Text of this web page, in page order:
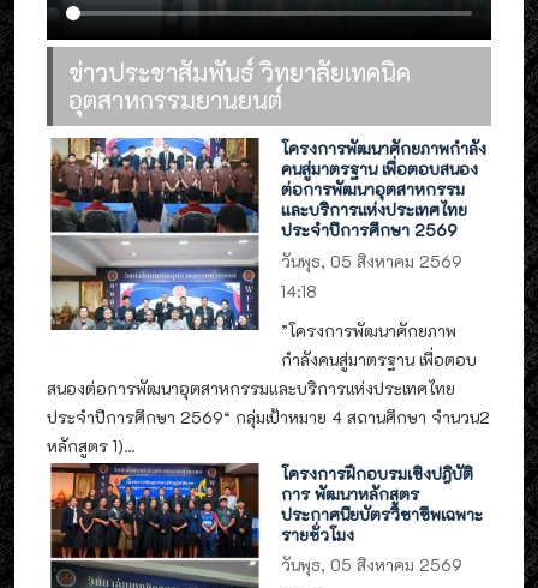
ข่าวประชาสัมพันธ์ วิทยาลัยเทคนิค
อุตสาหกรรมยานยนต์
โครงการพัฒนาศักยภาพกำลัง
คนสู่มาตรฐาน เพื่อตอบสนอง
ต่อการพัฒนาอุตสาหกรรม
และบริการแห่งประเทศไทย
ประจำปีการศึกษา 2569
วันพุธ, 05 สิงหาคม 2569
14:18
”โครงการพัฒนาศักยภาพ
กำลังคนสู่มาตรฐาน เพื่อตอบ
สนองต่อการพัฒนาอุตสาหกรรมและบริการแห่งประเทศไทย
ประจำปีการศึกษา 2569“ กลุ่มเป้าหมาย 4 สถานศึกษา จำนวน2
หลักสูตร 1)...
โครงการฝึกอบรมเชิงปฎิบัติ
การ พัฒนาหลักสูตร
ประกาศนียบัตรวิชาชีพเฉพาะ
รายชั่วโมง
วันพุธ, 05 สิงหาคม 2569